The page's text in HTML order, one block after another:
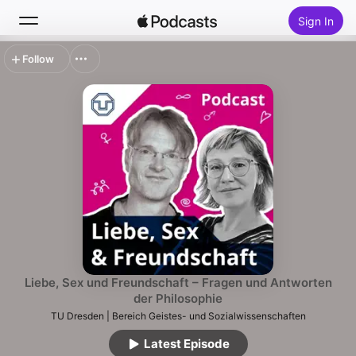
Sign In
Top Charts
Liebe, Sex und Freundschaft – Fragen und Antworten
der Philosophie
TU Dresden | Bereich Geistes- und Sozialwissenschaften
Latest Episode
Follow